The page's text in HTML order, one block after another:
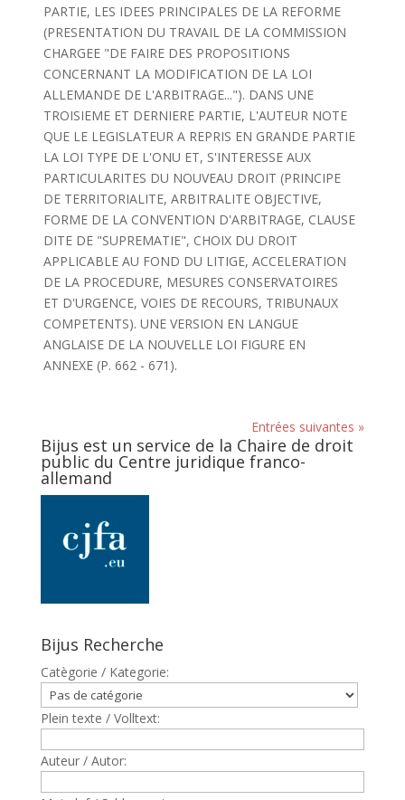
PARTIE, LES IDEES PRINCIPALES DE LA REFORME
(PRESENTATION DU TRAVAIL DE LA COMMISSION
CHARGEE "DE FAIRE DES PROPOSITIONS
CONCERNANT LA MODIFICATION DE LA LOI
ALLEMANDE DE L'ARBITRAGE..."). DANS UNE
TROISIEME ET DERNIERE PARTIE, L'AUTEUR NOTE
QUE LE LEGISLATEUR A REPRIS EN GRANDE PARTIE
LA LOI TYPE DE L'ONU ET, S'INTERESSE AUX
PARTICULARITES DU NOUVEAU DROIT (PRINCIPE
DE TERRITORIALITE, ARBITRALITE OBJECTIVE,
FORME DE LA CONVENTION D'ARBITRAGE, CLAUSE
DITE DE "SUPREMATIE", CHOIX DU DROIT
APPLICABLE AU FOND DU LITIGE, ACCELERATION
DE LA PROCEDURE, MESURES CONSERVATOIRES
ET D'URGENCE, VOIES DE RECOURS, TRIBUNAUX
COMPETENTS). UNE VERSION EN LANGUE
ANGLAISE DE LA NOUVELLE LOI FIGURE EN
ANNEXE (P. 662 - 671).
Entrées suivantes »
Bijus est un service de la Chaire de droit
public du Centre juridique franco-
allemand
Bijus Recherche
Catègorie / Kategorie:
Plein texte / Volltext:
Auteur / Autor: